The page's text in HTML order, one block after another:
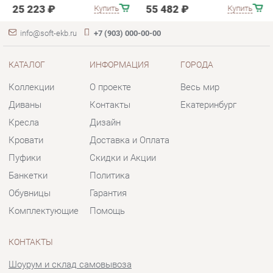
Коллекции
Кресла
Банкетки
Обувницы
Комплектующие
О проекте
Дизайн
Политика
Гарантия
Помощь
Весь мир
КОНТАКТЫ
Шоурум и склад самовывоза
Адрес: г. Екатеринбург, пер.
Базовый, 47
Часы работы:
Пн - Пт:10:00 - 18:00 (GMT+5)